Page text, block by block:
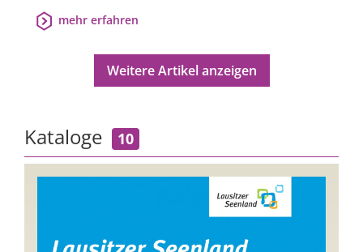
mehr erfahren
Weitere Artikel anzeigen
Kataloge 10